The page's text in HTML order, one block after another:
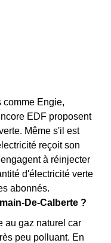
comme Engie,
EDF proposent
Même s'il est
reçoit son
à réinjecter
d'électricité verte
abonnés.
De-Calberte ?
au gaz naturel car
peu polluant. En